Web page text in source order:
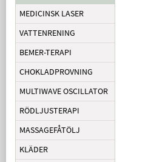
MEDICINSK LASER
VATTENRENING
BEMER-TERAPI
CHOKLADPROVNING
MULTIWAVE OSCILLATOR
RÖDLJUSTERAPI
MASSAGEFÅTÖLJ
KLÄDER